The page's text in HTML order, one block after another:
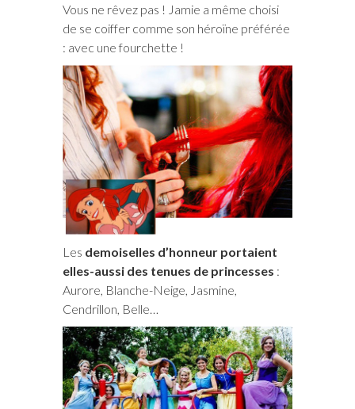
Vous ne rêvez pas ! Jamie a même choisi
de se coiffer comme son héroïne préférée
: avec une fourchette !
Les demoiselles d’honneur portaient
elles-aussi des tenues de princesses :
Aurore, Blanche-Neige, Jasmine,
Cendrillon, Belle…